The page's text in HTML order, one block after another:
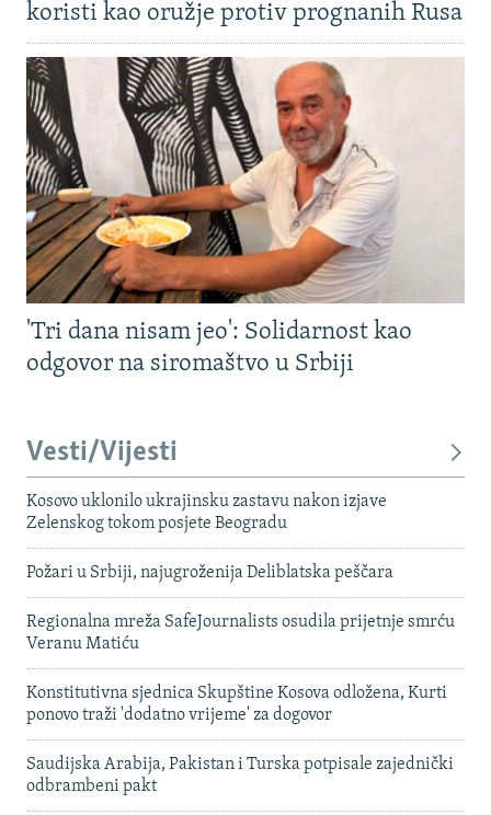
koristi kao oružje protiv prognanih Rusa
'Tri dana nisam jeo': Solidarnost kao
odgovor na siromaštvo u Srbiji
Vesti/Vijesti
Kosovo uklonilo ukrajinsku zastavu nakon izjave
Zelenskog tokom posjete Beogradu
Požari u Srbiji, najugroženija Deliblatska peščara
Regionalna mreža SafeJournalists osudila prijetnje smrću
Veranu Matiću
Konstitutivna sjednica Skupštine Kosova odložena, Kurti
ponovo traži 'dodatno vrijeme' za dogovor
Saudijska Arabija, Pakistan i Turska potpisale zajednički
odbrambeni pakt